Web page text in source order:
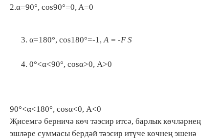
2.α=90°, cos90°=0, A=0
α=180°, cos180°=-1,А= -F S
0°<α<90°, cosα>0, A>0
90°<α<180°, cosα<0, A<0
Җисемгә берничә көч тәэсир итсә, барлык көчләрнең
эшләре суммасы бердәй тәэсир итүче көчнең эшенә